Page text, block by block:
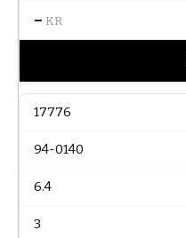
– KR
17776
94-0140
6.4
3